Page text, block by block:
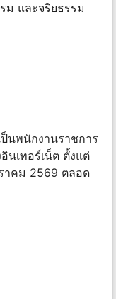
ม และจริยธรรม
ป็นพนักงานราชการ
นเทอร์เน็ต ตั้งแต่
าคม 2569 ตลอด